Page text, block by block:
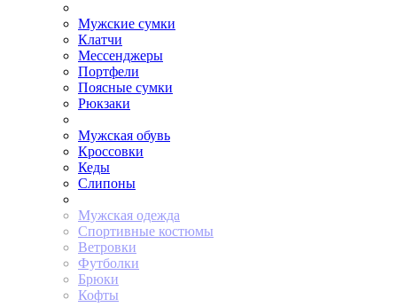
Мужские сумки
Клатчи
Мессенджеры
Портфели
Поясные сумки
Рюкзаки
Мужская обувь
Кроссовки
Кеды
Слипоны
Мужская одежда
Спортивные костюмы
Ветровки
Футболки
Брюки
Кофты